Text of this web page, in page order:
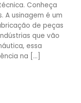
Conheça
A usinagem é um
de peças
que vão
essa
na […]